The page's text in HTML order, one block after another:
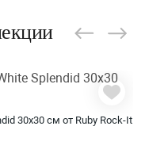
30х30 см от Ruby Rock-It